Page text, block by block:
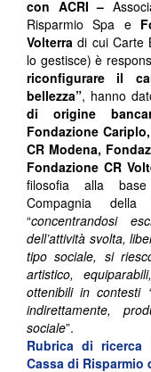
con ACRI –
Risparmio Spa e
Volterradi cui Carte
lo gestisce) è
riconfigurare il
bellezza”, hanno
di origine
Fondazione
CR Modena,
Fondazione CR
filosofia alla base
Compagnia
“concentrandosi
dell’attività svolta,
tipo sociale, si
artistico,
ottenibili in contesti
indirettamente,
sociale”.
Rubrica di ricerca
Cassa di Risparmio